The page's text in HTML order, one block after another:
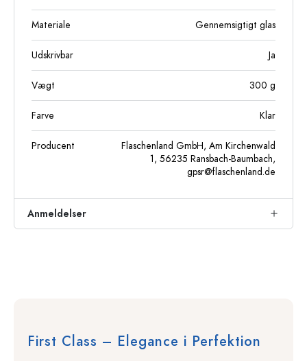
Materiale Gennemsigtigt glas
Udskrivbar Ja
Vægt 300 g
Farve Klar
Producent
Flaschenland GmbH, Am Kirchenwald
1, 56235 Ransbach-Baumbach,
gpsr@flaschenland.de
Anmeldelser
First Class – Elegance i Perfektion